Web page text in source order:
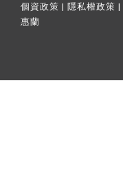
個資政策 | 隱私權政策 |
惠蘭